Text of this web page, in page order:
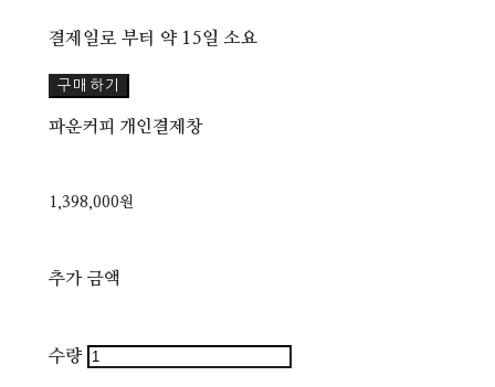
결제일로 부터 약 15일 소요
구매하기
파운커피 개인결제창
1,398,000원
추가 금액
수량